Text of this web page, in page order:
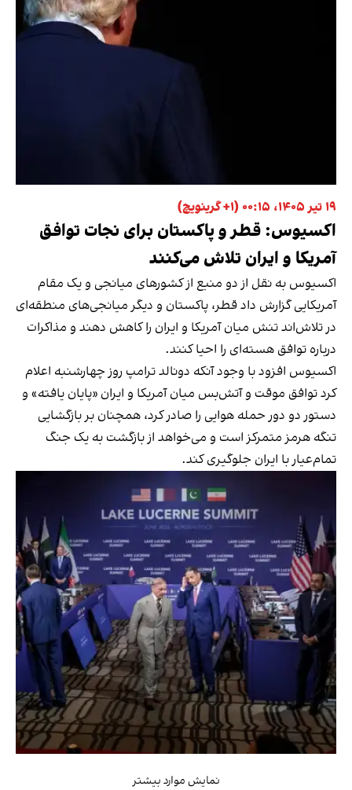
۱۹ تیر ۱۴۰۵، ۰۰:۱۵ (‎+۱ گرینویچ)
اکسیوس: قطر و پاکستان برای نجات توافق
آمریکا و ایران تلاش می‌کنند
اکسیوس به نقل از دو منبع از کشورهای میانجی و یک مقام
آمریکایی گزارش داد قطر، پاکستان و دیگر میانجی‌های منطقه‌ای
در تلاش‌اند تنش میان آمریکا و ایران را کاهش دهند و مذاکرات
درباره توافق هسته‌ای را احیا کنند.
اکسیوس افزود با وجود آنکه دونالد ترامپ روز چهارشنبه اعلام
کرد توافق موقت و آتش‌بس میان آمریکا و ایران «پایان یافته» و
دستور دو دور حمله هوایی را صادر کرد، همچنان بر بازگشایی
تنگه هرمز متمرکز است و می‌خواهد از بازگشت به یک جنگ
تمام‌عیار با ایران جلوگیری کند.
نمایش موارد بیشتر